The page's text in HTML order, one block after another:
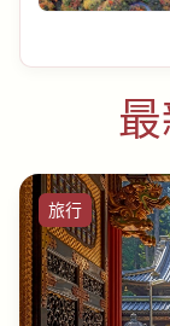
旅行